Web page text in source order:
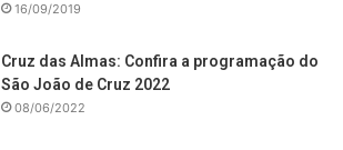
16/09/2019
Cruz das Almas: Confira a programação do
São João de Cruz 2022
08/06/2022